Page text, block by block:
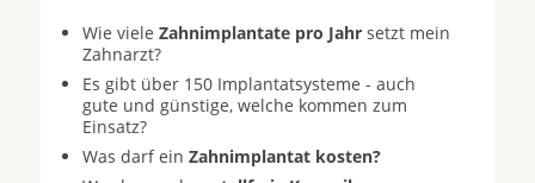
Wie viele Zahnimplantate pro Jahr setzt mein
Zahnarzt?
Es gibt über 150 Implantatsysteme - auch
gute und günstige, welche kommen zum
Einsatz?
Was darf ein Zahnimplantat kosten?